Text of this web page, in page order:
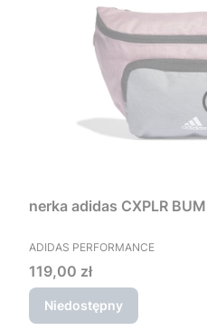
nerka adidas CXPLR
PRODUCENT
ADIDAS PERFORMANCE
Cena
119,00 zł
Niedostępny